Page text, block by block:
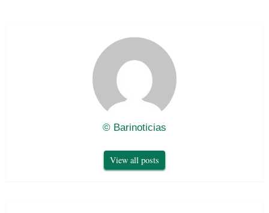
© Barinoticias
View all posts